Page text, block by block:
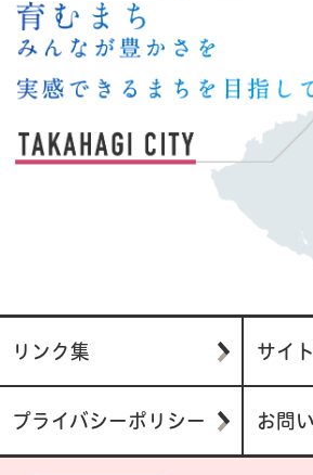
リンク集 サイ
プライバシーポリシー お問